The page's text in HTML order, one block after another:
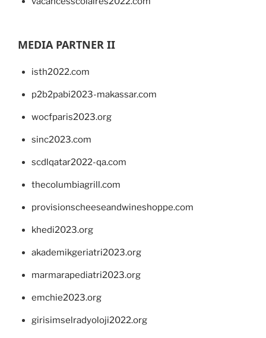
MEDIA PARTNER II
isth2022.com
p2b2pabi2023-makassar.com
wocfparis2023.org
sinc2023.com
scdlqatar2022-qa.com
thecolumbiagrill.com
provisionscheeseandwineshoppe.com
khedi2023.org
akademikgeriatri2023.org
marmarapediatri2023.org
emchie2023.org
girisimselradyoloji2022.org